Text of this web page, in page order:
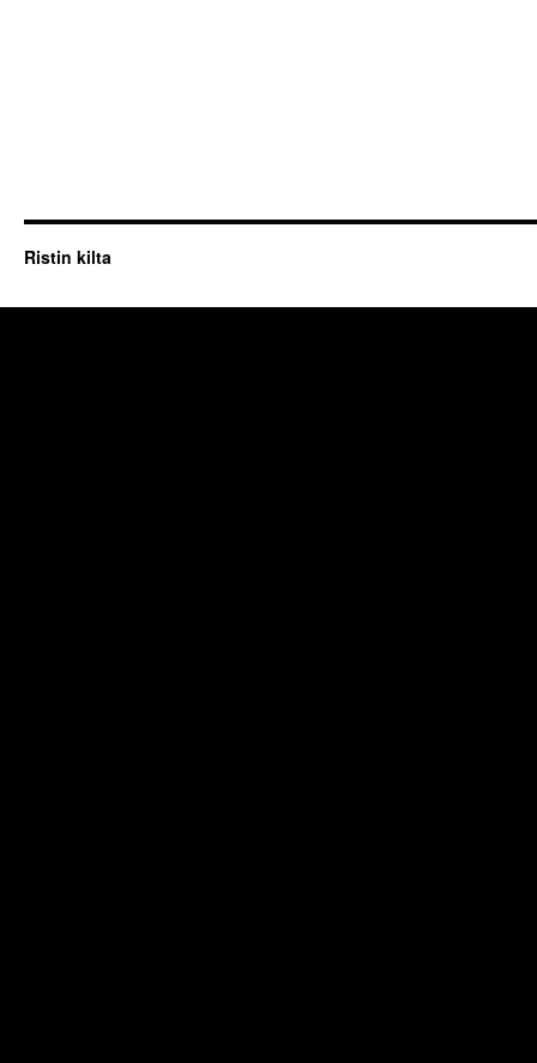
Ristin kilta